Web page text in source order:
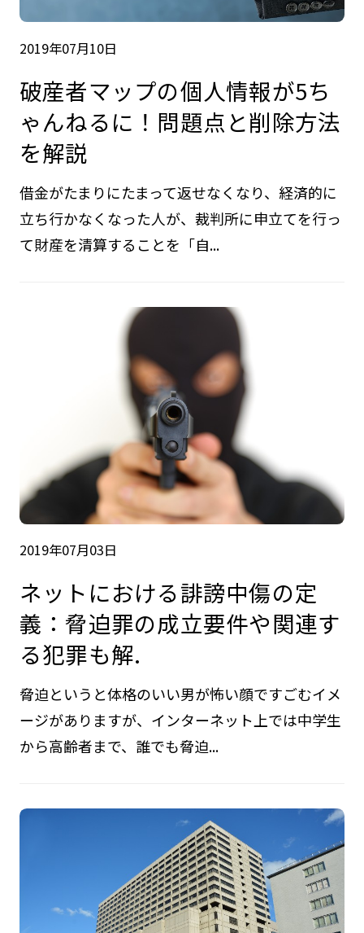
2019年07月10日
破産者マップの個人情報が5ち
ゃんねるに！問題点と削除方法
を解説
借金がたまりにたまって返せなくなり、経済的に
立ち行かなくなった人が、裁判所に申立てを行っ
て財産を清算することを「自...
2019年07月03日
ネットにおける誹謗中傷の定
義：脅迫罪の成立要件や関連す
る犯罪も解.
脅迫というと体格のいい男が怖い顔ですごむイメ
ージがありますが、インターネット上では中学生
から高齢者まで、誰でも脅迫...